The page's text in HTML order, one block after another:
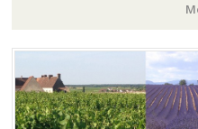
Aller au contenu principal